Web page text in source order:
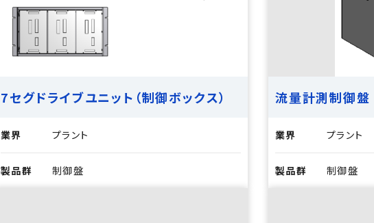
7セグドライブユニット（制御ボックス）
業界 プラント
製品群 制御盤
流量計測制御盤
業界 プラント
製品群 制御盤